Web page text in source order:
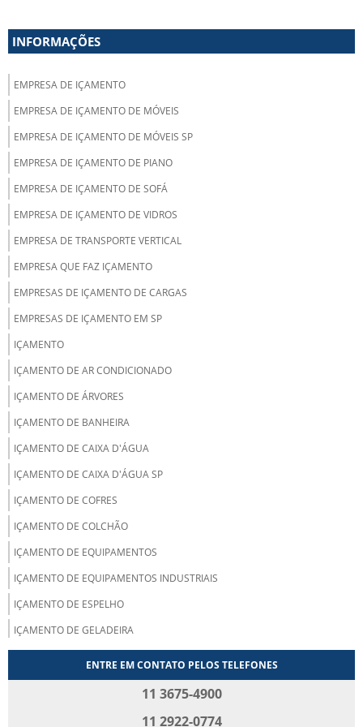
INFORMAÇÕES
EMPRESA DE IÇAMENTO
EMPRESA DE IÇAMENTO DE MÓVEIS
EMPRESA DE IÇAMENTO DE MÓVEIS SP
EMPRESA DE IÇAMENTO DE PIANO
EMPRESA DE IÇAMENTO DE SOFÁ
EMPRESA DE IÇAMENTO DE VIDROS
EMPRESA DE TRANSPORTE VERTICAL
EMPRESA QUE FAZ IÇAMENTO
EMPRESAS DE IÇAMENTO DE CARGAS
EMPRESAS DE IÇAMENTO EM SP
IÇAMENTO
IÇAMENTO DE AR CONDICIONADO
IÇAMENTO DE ÁRVORES
IÇAMENTO DE BANHEIRA
IÇAMENTO DE CAIXA D'ÁGUA
IÇAMENTO DE CAIXA D'ÁGUA SP
IÇAMENTO DE COFRES
IÇAMENTO DE COLCHÃO
IÇAMENTO DE EQUIPAMENTOS
IÇAMENTO DE EQUIPAMENTOS INDUSTRIAIS
IÇAMENTO DE ESPELHO
IÇAMENTO DE GELADEIRA
IÇAMENTO DE JACUZZI
ENTRE EM CONTATO PELOS TELEFONES
11 3675-4900
11 2922-0774